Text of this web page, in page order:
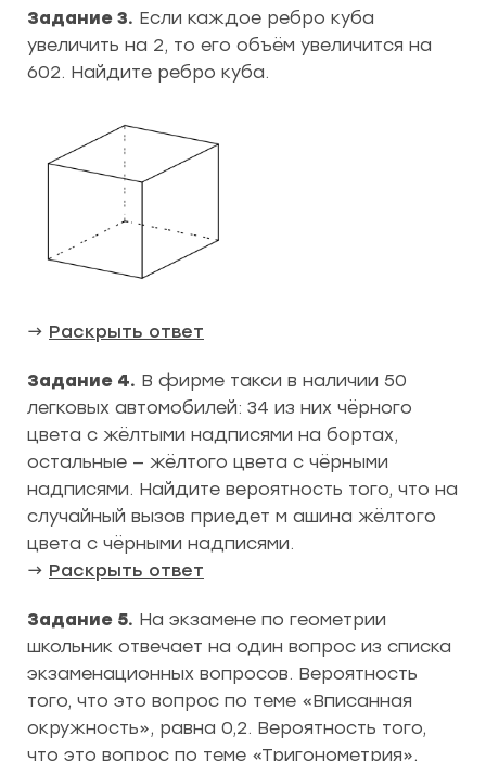
Задание 3. Если каждое ребро куба
увеличить на 2, то его объём увеличится на
602. Найдите ребро куба.
→ Раскрыть ответ
Задание 4. В фирме такси в наличии 50
легковых автомобилей: 34 из них чёрного
цвета с жёлтыми надписями на бортах,
остальные — жёлтого цвета с чёрными
надписями. Найдите вероятность того, что на
случайный вызов приедет м ашина жёлтого
цвета с чёрными надписями.
→ Раскрыть ответ
Задание 5. На экзамене по геометрии
школьник отвечает на один вопрос из списка
экзаменационных вопросов. Вероятность
того, что это вопрос по теме «Вписанная
окружность», равна 0,2. Вероятность того,
что это вопрос по теме «Тригонометрия»,